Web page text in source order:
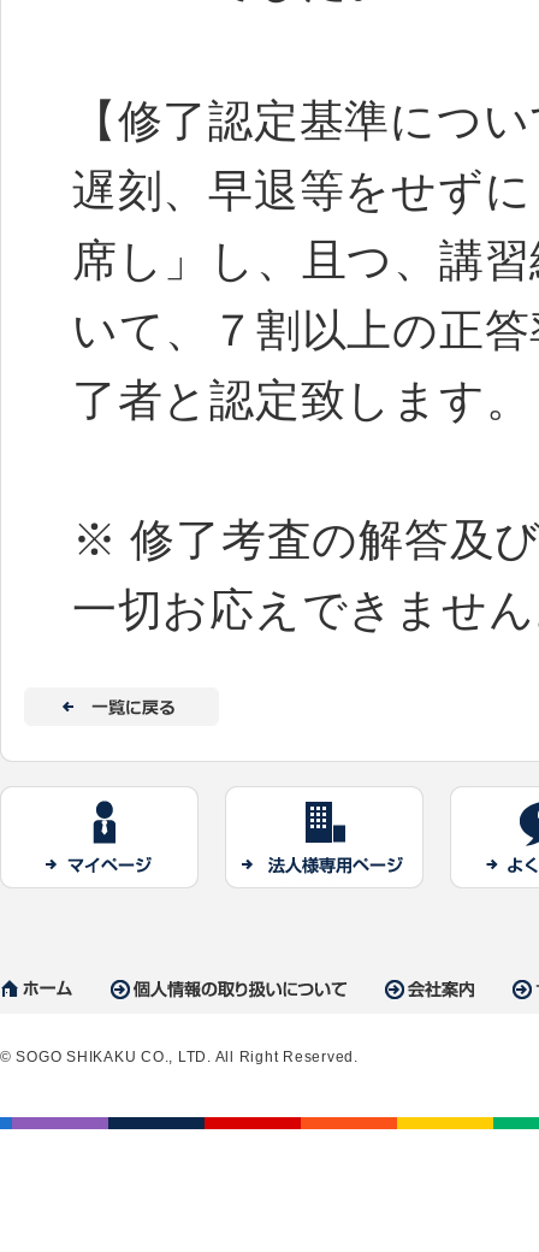
【修了認定基準につ
遅刻、早退等をせず
席し」し、且つ、講
いて、７割以上の正
了者と認定致します
※ 修了考査の解答及
一切お応えできませ
© SOGO SHIKAKU CO., LTD. All Right Reserved.